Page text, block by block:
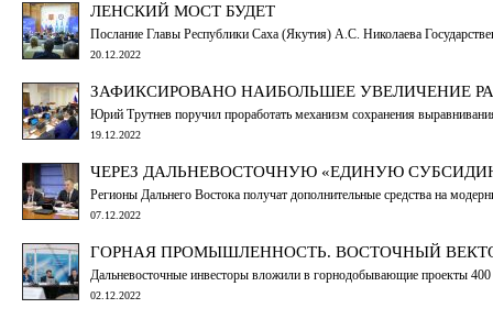
ЛЕНСКИЙ МОСТ БУДЕТ
Послание Главы Республики Саха (Якутия) А.С. Николаева
20.12.2022
ЗАФИКСИРОВАНО НАИБОЛЬШЕЕ УВЕЛИЧЕНИЕ
Юрий Трутнев поручил проработать механизм сохранения
19.12.2022
ЧЕРЕЗ ДАЛЬНЕВОСТОЧНУЮ «ЕДИНУЮ
Регионы Дальнего Востока получат дополнительные средства на
07.12.2022
ГОРНАЯ ПРОМЫШЛЕННОСТЬ. ВОСТОЧНЫЙ
Дальневосточные инвесторы вложили в горнодобывающие проекты
02.12.2022